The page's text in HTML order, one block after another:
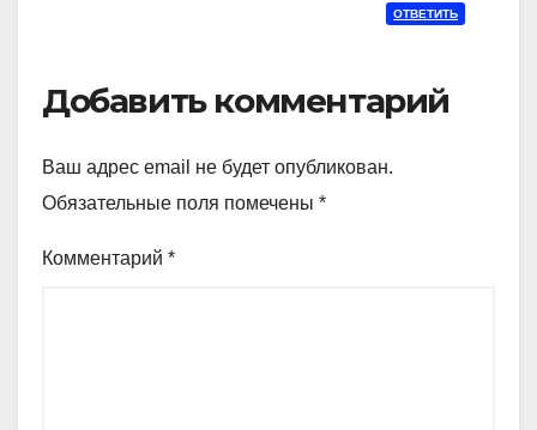
ОТВЕТИТЬ
Добавить комментарий
Ваш адрес email не будет опубликован.
Обязательные поля помечены *
Комментарий *